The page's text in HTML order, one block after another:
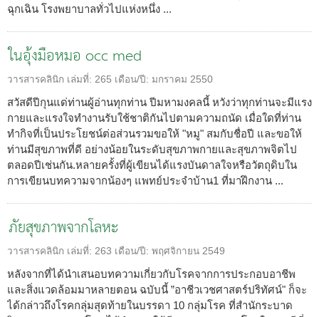
ฉุกเฉิน โรงพยาบาลทั่วไปแห่งหนึ่ง ...
ในอุ้งมือหมอ occ med
วารสารคลินิก เล่มที่: 265 เดือน/ปี: มกราคม 2550
สวัสดีปีกุนแด่ท่านผู้อ่านทุกท่าน ปีมหามงคลนี้ หวังว่าทุกท่านจะมีแรง
กายและแรงใจทำงานรับใช้ชาติกันไปตามความถนัด เมื่อใดที่ท่าน
ทำกิจที่เป็นประโยชน์ต่อส่วนรวมขอให้ "หมู" สมกับชื่อปี และขอให้
ท่านมีสุขภาพที่ดี อย่างน้อยในระดับสุขภาพกายและสุขภาพจิตไป
ตลอดปีเช่นกัน.หลายครั้งที่ผู้เขียนได้แรงบันดาลใจหรือวัตถุดิบใน
การเขียนบทความจากน้องๆ แพทย์ประจำบ้าน1 ที่มาฝึกงาน ...
ภัยสุขภาพจากโลหะ
วารสารคลินิก เล่มที่: 263 เดือน/ปี: พฤศจิกายน 2549
หลังจากที่ได้นำเสนอบทความเกี่ยวกับโรคจากการประกอบอาชีพ
และสิ่งแวดล้อมมาหลายตอน ฉบับนี้ ”อาชีวเวชศาสตร์ปริทัศน์" ก็จะ
ได้กล่าวถึงโรคกลุ่มสุดท้ายในบรรดา 10 กลุ่มโรค ที่สำนักระบาด